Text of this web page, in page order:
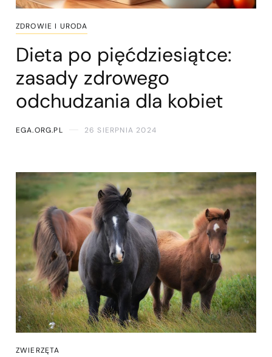
ZDROWIE I URODA
Dieta po pięćdziesiątce:
zasady zdrowego
odchudzania dla kobiet
EGA.ORG.PL 26 SIERPNIA 2024
ZWIERZĘTA